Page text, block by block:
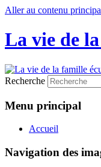
Aller au contenu
La vie de
Recherche
Menu principal
Accueil
Navigation des